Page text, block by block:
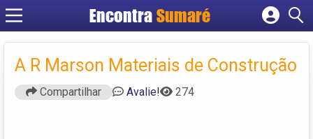
Encontra Sumaré
Cadastrar empresa
Criar conta
A R Marson Materiais de Construção
Compartilhar Avalie! 274